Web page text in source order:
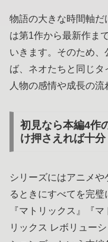
物語の大きな時間軸
は第1作から最新作ま
いきます。そのため
ば、ネオたちと同じ
人物の感情や成長の流
初見なら本編4作
け押さえれば十分
シリーズにはアニメ
るときにすべてを完
『マトリックス』『
リックス レボリュー